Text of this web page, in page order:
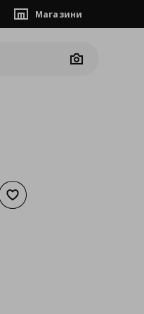
Магазини
Camera
Добави към списъка с